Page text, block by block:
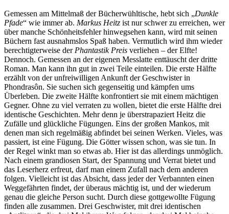
Gemessen am Mittelmaß der Bücherwühltische, hebt sich „Dunkle
Pfade“ wie immer ab. Markus Heitz ist nur schwer zu erreichen, wer
über manche Schönheitsfehler hinwegsehen kann, wird mit seinen
Büchern fast ausnahmslos Spaß haben. Vermutlich wird ihm wieder
berechtigterweise der Phantastik Preis verliehen – der Elfte!
Dennoch. Gemessen an der eigenen Messlatte enttäuscht der dritte
Roman. Man kann ihn gut in zwei Teile einteilen. Die erste Hälfte
erzählt von der unfreiwilligen Ankunft der Geschwister in
Phondrasôn. Sie suchen sich gegenseitig und kämpfen ums
Überleben. Die zweite Hälfte konfrontiert sie mit einem mächtigen
Gegner. Ohne zu viel verraten zu wollen, bietet die erste Hälfte drei
identische Geschichten. Mehr denn je überstrapaziert Heitz die
Zufälle und glückliche Fügungen. Eins der großen Mankos, mit
denen man sich regelmäßig abfindet bei seinen Werken. Vieles, was
passiert, ist eine Fügung. Die Götter wissen schon, was sie tun. In
der Regel winkt man so etwas ab. Hier ist das allerdings unmöglich.
Nach einem grandiosen Start, der Spannung und Verrat bietet und
das Leserherz erfreut, darf man einem Zufall nach dem anderen
folgen. Vielleicht ist das Absicht, dass jeder der Verbannten einen
Weggefährten findet, der überaus mächtig ist, und der wiederum
genau die gleiche Person sucht. Durch diese gottgewollte Fügung
finden alle zusammen. Drei Geschwister, mit drei identischen